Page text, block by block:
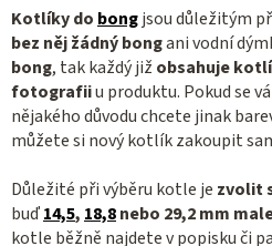
d
a
c
í
p
r
v
k
y
Kotlíky do bongjsou důležitým
bez něj žádný bongani vodní
bong, tak každý již obsahuje
fotografiiu produktu. Pokud se
nějakého důvodu chcete jinak
můžete si nový kotlík zakoupit
Důležité při výběru kotle je zvolit
buď14,5, 18,8nebo 29,2 mm
kotle běžně najdete v popisku či